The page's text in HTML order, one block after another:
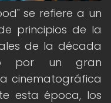
se refiere a un
principios de la
de la década
por un gran
cinematográfica
esta época, los